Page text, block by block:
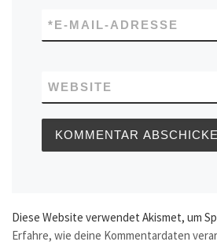
E-MAIL-ADRESSE
*
WEBSITE
Diese Website verwendet Akismet, um
Erfahre, wie deine Kommentardaten